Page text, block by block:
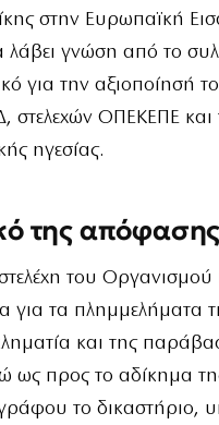
στην Ευρωπαϊκή
λάβει γνώση από το
για την αξιοποίησή
στελεχών ΟΠΕΚΕΠΕ και
ηγεσίας.
της απόφασης
του Οργανισμού
για τα πλημμελήματα
και της
ως προς το αδίκημα
το δικαστήριο,